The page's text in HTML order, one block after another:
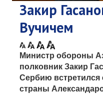
Закир
Вучичем
Министр обороны
полковник Закир
Сербию встретился
страны